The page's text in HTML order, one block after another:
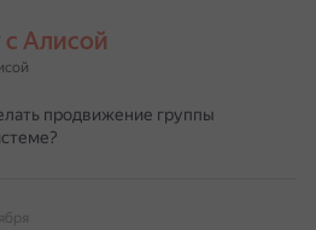
с Алисой
продвижение группы